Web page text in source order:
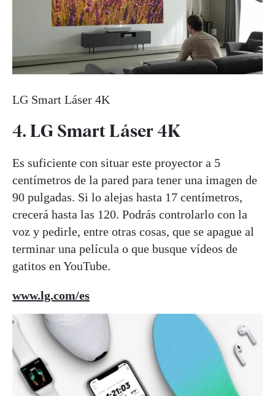
LG Smart Láser 4K
4. LG Smart Láser 4K
Es suficiente con situar este proyector a 5
centímetros de la pared para tener una imagen de
90 pulgadas. Si lo alejas hasta 17 centímetros,
crecerá hasta las 120. Podrás controlarlo con la
voz y pedirle, entre otras cosas, que se apague al
terminar una película o que busque vídeos de
gatitos en YouTube.
www.lg.com/es